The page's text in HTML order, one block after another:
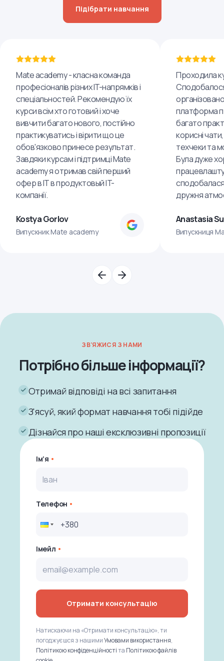
Підібрати навчання
Mate academy - класна команда
професіоналів різних IT-напрямків і
спеціальностей. Рекомендую їх
курси всім хто готовий і хоче
вивчити багато нового, постійно
практикуватись і вірити що це
обов'язково принесе результат.
Завдяки курсам і підтримці Mate
academy я отримав свій перший
офер в IT в продуктовый IT-
компанії.
Kostya Gorlov
Випускник Mate academy
Проходила
платформа
багато
корисні
техчеки та
Була дуже
дружня
Anastasia
Випускниця
ЗВ'ЯЖИСЯ З НАМИ
Потрібно більше інформації?
Отримай відповіді на всі запитання
З'ясуй, який формат навчання тобі підійде
Дізнайся про наші ексклюзивні пропозиції
Ім’я
Телефон
Імейл
Отримати консультацію
Натискаючи на «Отримати консультацію», ти
погоджуєшся з нашимиУмовами використання,
Політикою конфіденційностіта Політикою файлів